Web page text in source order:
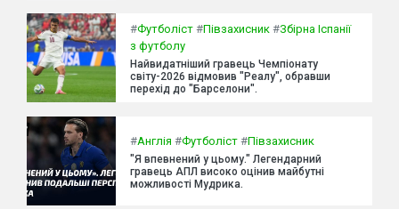
#Футболіст #Півзахисник #Збірна Іспанії
з футболу
Найвидатніший гравець Чемпіонату
світу-2026 відмовив "Реалу", обравши
перехід до "Барселони".
#Англія #Футболіст #Півзахисник
"Я впевнений у цьому." Легендарний
гравець АПЛ високо оцінив майбутні
можливості Мудрика.